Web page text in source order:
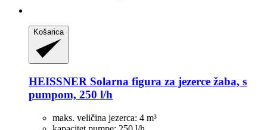
Košarica
HEISSNER Solarna figura za jezerce žaba, s
pumpom, 250 l/h
maks. veličina jezerca: 4 m³